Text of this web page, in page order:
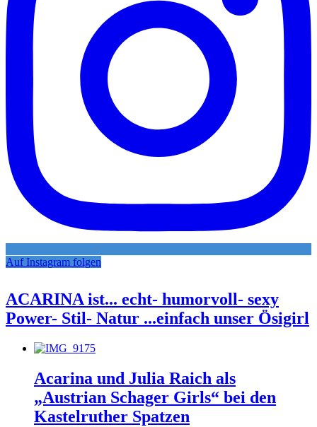
Auf Instagram folgen
ACARINA ist... echt- humorvoll- sexy
Power- Stil- Natur ...einfach unser Ösigirl
Acarina und Julia Raich als
„Austrian Schager Girls“ bei den
Kastelruther Spatzen